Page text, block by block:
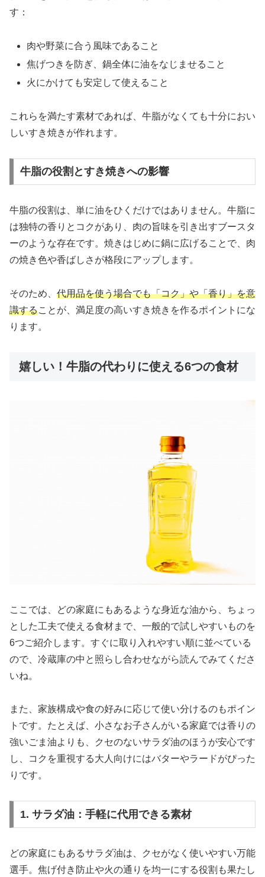
す：
肉や野菜に合う風味であること
焦げつきを防ぎ、鍋全体に油をなじませること
火にかけても安定して使えること
これらを満たす素材であれば、牛脂がなくても十分におい
しいすき焼きが作れます。
牛脂の役割とすき焼きへの影響
牛脂の役割は、単に油をひくだけではありません。牛脂に
は独特の香りとコクがあり、肉の旨味を引き出すブースタ
ーのような存在です。焼きはじめに鍋に広げることで、肉
の焼き色や香ばしさが格段にアップします。
そのため、 代用品を使う場合でも「コク」や「香り」を意
識することが、満足度の高いすき焼きを作るポイントにな
ります。
嬉しい！牛脂の代わりに使える6つの食材
ここでは、どの家庭にもあるような身近な油から、ちょっ
とした工夫で使える食材まで、一般的で試しやすいものを
6つご紹介します。すぐに取り入れやすい順に並べている
ので、冷蔵庫の中と照らし合わせながら読んでみてくださ
いね。
また、家族構成や食の好みに応じて使い分けるのもポイン
トです。たとえば、小さなお子さんがいる家庭では香りの
強いごま油よりも、クセのないサラダ油のほうが安心です
し、コクを重視する大人向けにはバターやラードがぴった
りです。
1. サラダ油：手軽に代用できる素材
どの家庭にもあるサラダ油は、クセがなく使いやすい万能
選手。焦げ付き防止や火の通りを均一にする役割も果たし